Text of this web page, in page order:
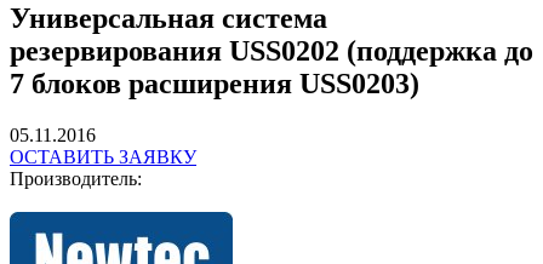
Универсальная система
резервирования USS0202 (поддержка до
7 блоков расширения USS0203)
05.11.2016
ОСТАВИТЬ ЗАЯВКУ
Производитель: